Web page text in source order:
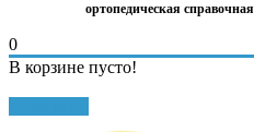
ортопедическая справочная
0
В корзине пусто!